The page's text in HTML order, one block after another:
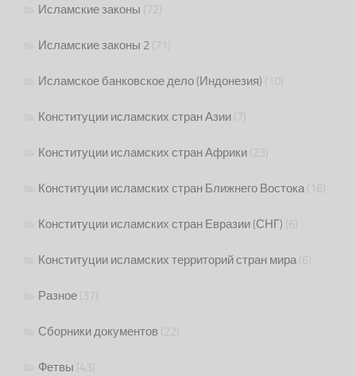
Исламские законы (72)
Исламские законы 2 (71)
Исламское банковское дело (Индонезия) (10)
Конституции исламских стран Азии (7)
Конституции исламских стран Африки (23)
Конституции исламских стран Ближнего Востока(16)
Конституции исламских стран Евразии (СНГ) (6)
Конституции исламских территорий стран мира(6)
Разное (37)
Сборники документов (22)
Фетвы (43)